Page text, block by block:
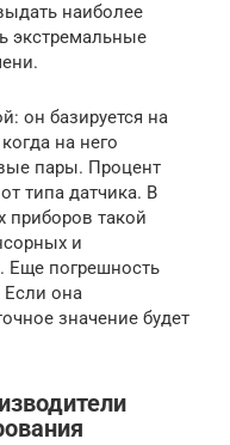
наиболее
экстремальные
он базируется на
на него
пары. Процент
типа датчика. В
приборов такой
и
Еще погрешность
Если она
значение будет